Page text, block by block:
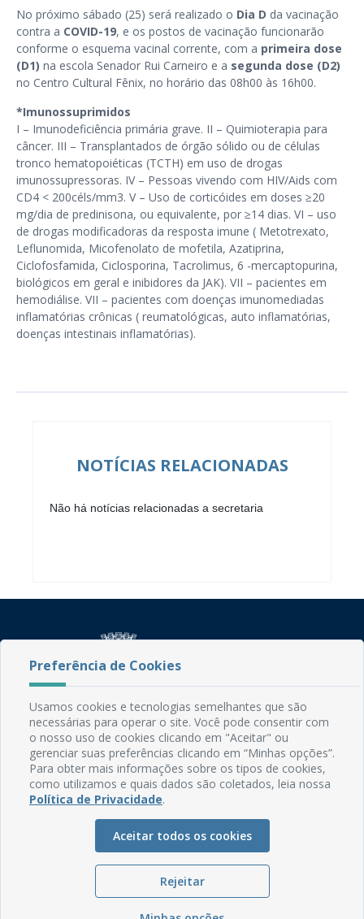
No próximo sábado (25) será realizado o Dia D da vacinação
contra a COVID-19, e os postos de vacinação funcionarão
conforme o esquema vacinal corrente, com a primeira dose
(D1) na escola Senador Rui Carneiro e a segunda dose (D2)
no Centro Cultural Fênix, no horário das 08h00 às 16h00.
*Imunossuprimidos
I – Imunodeficiência primária grave. II – Quimioterapia para
câncer. III – Transplantados de órgão sólido ou de células
tronco hematopoiéticas (TCTH) em uso de drogas
imunossupressoras. IV – Pessoas vivendo com HIV/Aids com
CD4 < 200céls/mm3. V – Uso de corticóides em doses ≥20
mg/dia de predinisona, ou equivalente, por ≥14 dias. VI – uso
de drogas modificadoras da resposta imune ( Metotrexato,
Leflunomida, Micofenolato de mofetila, Azatiprina,
Ciclofosfamida, Ciclosporina, Tacrolimus, 6 -mercaptopurina,
biológicos em geral e inibidores da JAK). VII – pacientes em
hemodiálise. VII – pacientes com doenças imunomediadas
inflamatórias crônicas ( reumatológicas, auto inflamatórias,
doenças intestinais inflamatórias).
NOTÍCIAS RELACIONADAS
Não há notícias relacionadas a secretaria
Rua do Imperador, 78, Centro
CEP: 58.280-000 - Mamanguape/PB
Fone: (83) 3292-2246
Email: comunicacao@mamanguape.pb.gov.br
Expediente: Segunda à Sexta, das 08h às 13h
Glossário
Preferência de Cookies
Usamos cookies e tecnologias semelhantes que são
necessárias para operar o site. Você pode consentir com
o nosso uso de cookies clicando em "Aceitar" ou
gerenciar suas preferências clicando em “Minhas opções”.
Para obter mais informações sobre os tipos de cookies,
como utilizamos e quais dados são coletados, leia nossa
Política de Privacidade.
Aceitar todos os cookies
Rejeitar